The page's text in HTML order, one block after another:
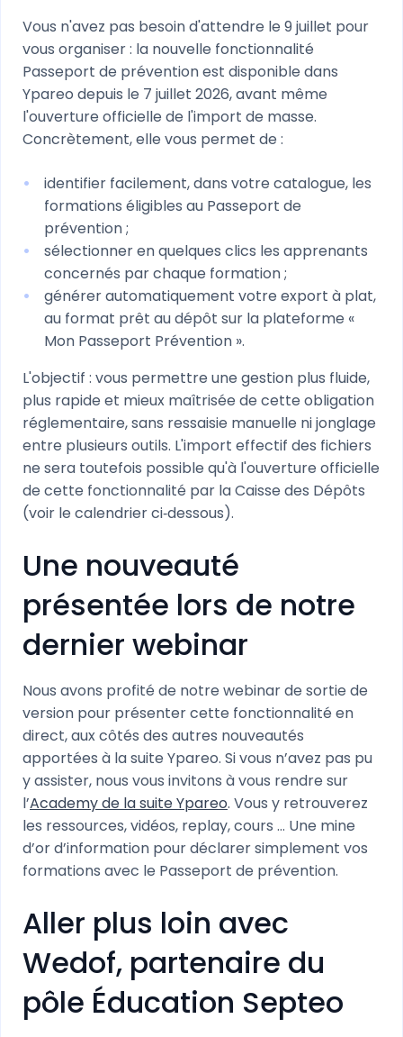
Vous n'avez pas besoin d'attendre le 9 juillet pour
vous organiser : la nouvelle fonctionnalité
Passeport de prévention est disponible dans
Ypareo depuis le 7 juillet 2026, avant même
l'ouverture officielle de l'import de masse.
Concrètement, elle vous permet de :
identifier facilement, dans votre catalogue, les
formations éligibles au Passeport de
prévention ;
sélectionner en quelques clics les apprenants
concernés par chaque formation ;
générer automatiquement votre export à plat,
au format prêt au dépôt sur la plateforme «
Mon Passeport Prévention ».
L'objectif : vous permettre une gestion plus fluide,
plus rapide et mieux maîtrisée de cette obligation
réglementaire, sans ressaisie manuelle ni jonglage
entre plusieurs outils. L'import effectif des fichiers
ne sera toutefois possible qu'à l'ouverture officielle
de cette fonctionnalité par la Caisse des Dépôts
(voir le calendrier ci‑dessous).
Une nouveauté
présentée lors de notre
dernier webinar
Nous avons profité de notre webinar de sortie de
version pour présenter cette fonctionnalité en
direct, aux côtés des autres nouveautés
apportées à la suite Ypareo. Si vous n’avez pas pu
y assister, nous vous invitons à vous rendre sur
l’Academy de la suite Ypareo. Vous y retrouverez
les ressources, vidéos, replay, cours … Une mine
d’or d’information pour déclarer simplement vos
formations avec le Passeport de prévention.
Aller plus loin avec
Wedof, partenaire du
pôle Éducation Septeo